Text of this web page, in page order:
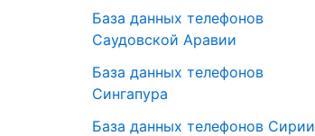
База данных телефонов
Саудовской Аравии
База данных телефонов
Сингапура
База данных телефонов Сирии